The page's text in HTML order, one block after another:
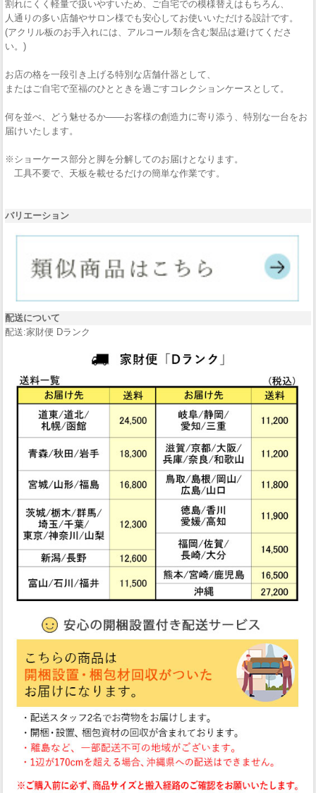
割れにくく軽量で扱いやすいため、ご自宅での模様替えはもちろん、
人通りの多い店舗やサロン様でも安心してお使いいただける設計です。
(アクリル板のお手入れには、アルコール類を含む製品は避けてくださ
い。)
お店の格を一段引き上げる特別な店舗什器として、
またはご自宅で至福のひとときを過ごすコレクションケースとして。
何を並べ、どう魅せるか——お客様の創造力に寄り添う、特別な一台をお
届けいたします。
※ショーケース部分と脚を分解してのお届けとなります。
工具不要で、天板を載せるだけの簡単な作業です。
バリエーション
配送について
配送:家財便 Dランク